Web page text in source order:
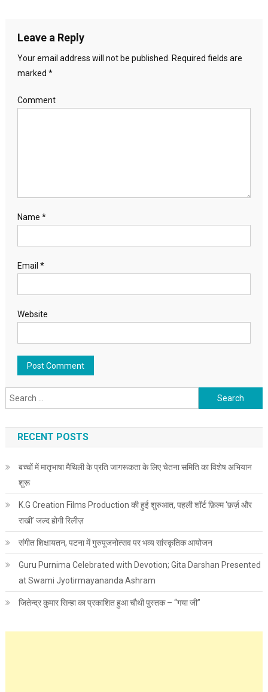
Leave a Reply
Your email address will not be published. Required fields are
marked *
Comment
Name *
Email *
Website
Search for:
RECENT POSTS
बच्चों में मातृभाषा मैथिली के प्रति जागरूकता के लिए चेतना समिति का विशेष अभियान
शुरू
K.G Creation Films Production की हुई शुरुआत, पहली शॉर्ट फ़िल्म ‘फ़र्ज़ और
राखी’ जल्द होगी रिलीज़
संगीत शिक्षायतन, पटना में गुरुपूजनोत्सव पर भव्य सांस्कृतिक आयोजन
Guru Purnima Celebrated with Devotion; Gita Darshan Presented
at Swami Jyotirmayananda Ashram
जितेन्द्र कुमार सिन्हा का प्रकाशित हुआ चौथी पुस्तक – “गया जी”